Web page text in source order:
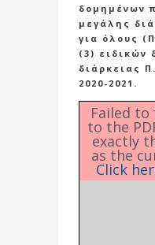
δομημένων
μεγάλης
για όλους
(3) ειδικών
διάρκειας
2020-2021.
Failed to
to the
exactly
as the
Click